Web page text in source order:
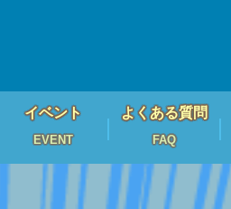
イベント
EVENT
よくある質問
FAQ